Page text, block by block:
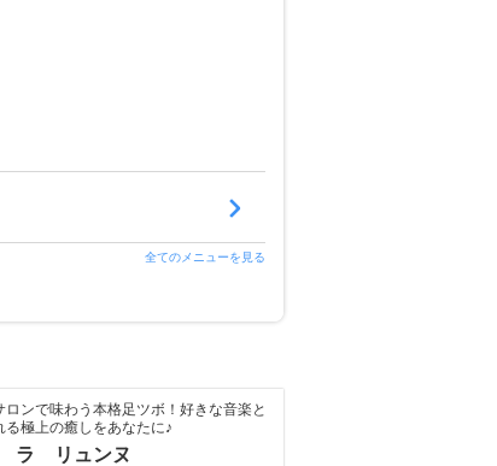
全てのメニューを見る
ンで味わう本格足ツボ！好きな音楽と
極上の癒しをあなたに♪
ラ リュンヌ